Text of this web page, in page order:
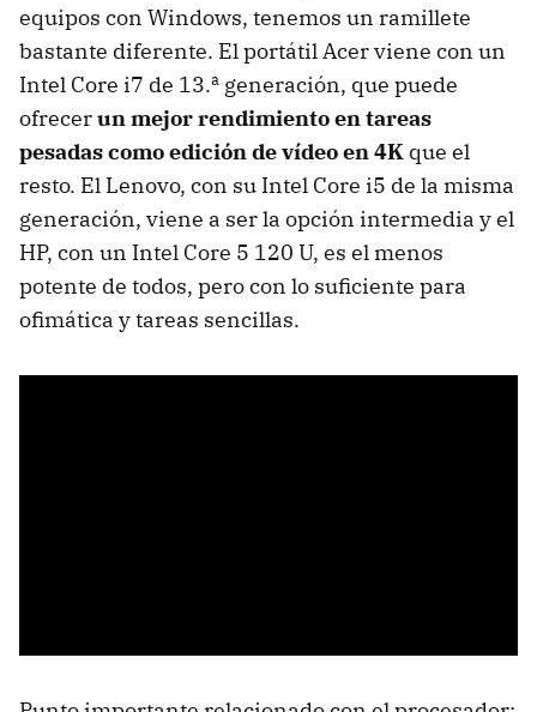
equipos con Windows, tenemos un ramillete
bastante diferente. El portátil Acer viene con un
Intel Core i7 de 13.ª generación, que puede
ofrecerun mejor rendimiento en tareas
pesadas como edición de vídeo en 4K que el
resto. El Lenovo, con su Intel Core i5 de la misma
generación, viene a ser la opción intermedia y el
HP, con un Intel Core 5 120 U, es el menos
potente de todos, pero con lo suficiente para
ofimática y tareas sencillas.